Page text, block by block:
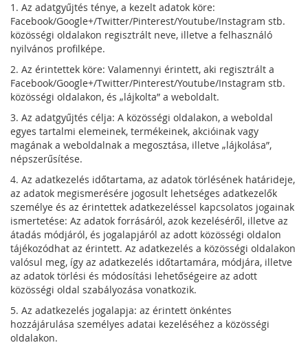
1. Az adatgyűjtés ténye, a kezelt adatok köre:
Facebook/Google+/Twitter/Pinterest/Youtube/Instagram stb.
közösségi oldalakon regisztrált neve, illetve a felhasználó
nyilvános profilképe.
2. Az érintettek köre: Valamennyi érintett, aki regisztrált a
Facebook/Google+/Twitter/Pinterest/Youtube/Instagram stb.
közösségi oldalakon, és „lájkolta” a weboldalt.
3. Az adatgyűjtés célja: A közösségi oldalakon, a weboldal
egyes tartalmi elemeinek, termékeinek, akcióinak vagy
magának a weboldalnak a megosztása, illetve „lájkolása”,
népszerűsítése.
4. Az adatkezelés időtartama, az adatok törlésének határideje,
az adatok megismerésére jogosult lehetséges adatkezelők
személye és az érintettek adatkezeléssel kapcsolatos jogainak
ismertetése: Az adatok forrásáról, azok kezeléséről, illetve az
átadás módjáról, és jogalapjáról az adott közösségi oldalon
tájékozódhat az érintett. Az adatkezelés a közösségi oldalakon
valósul meg, így az adatkezelés időtartamára, módjára, illetve
az adatok törlési és módosítási lehetőségeire az adott
közösségi oldal szabályozása vonatkozik.
5. Az adatkezelés jogalapja: az érintett önkéntes
hozzájárulása személyes adatai kezeléséhez a közösségi
oldalakon.